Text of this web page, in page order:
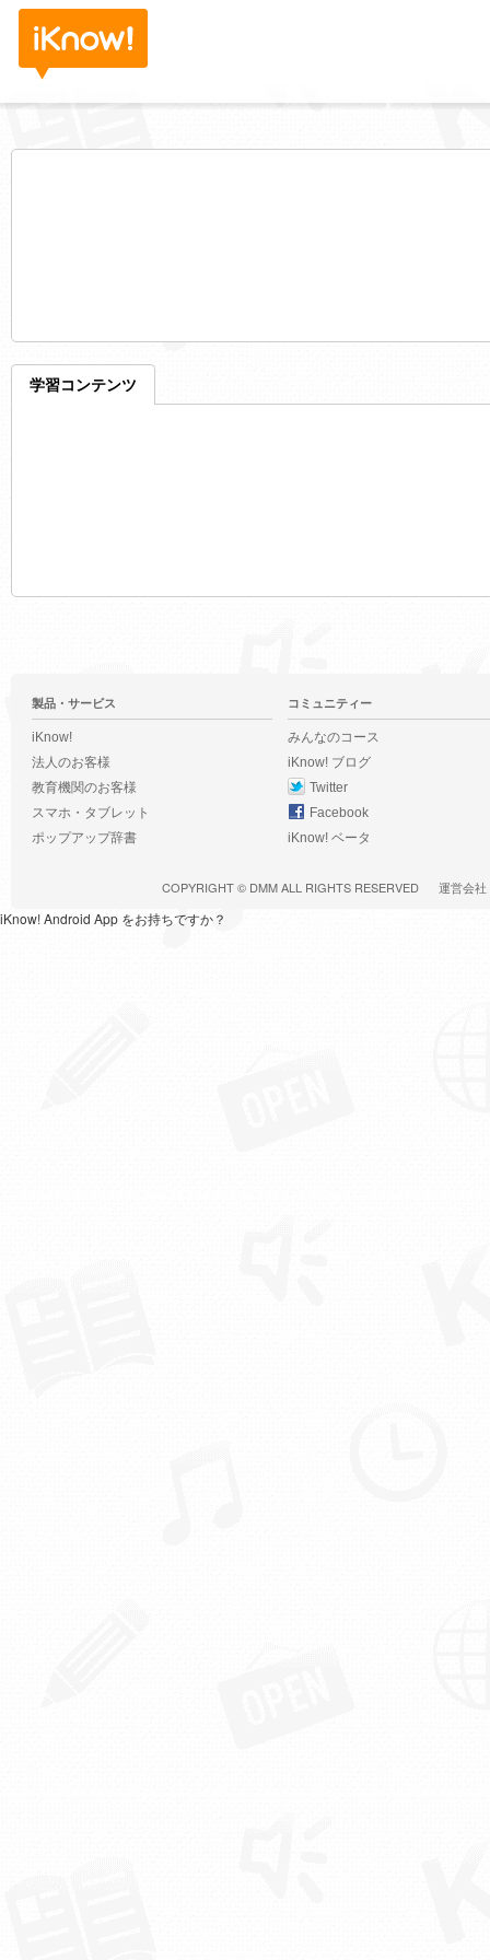
学習コンテンツ
製品・サービス
iKnow!
法人のお客様
教育機関のお客様
スマホ・タブレット
ポップアップ辞書
コミュニティー
みんなのコース
iKnow! ブログ
Twitter
Facebook
iKnow! ベータ
COPYRIGHT © DMMALL RIGHTS RESERVED 運営会社
iKnow! Android App をお持ちですか？